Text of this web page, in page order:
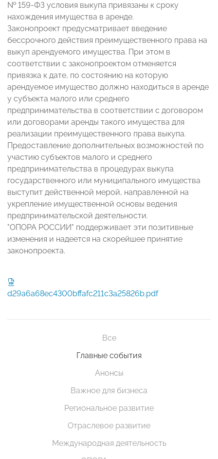
№ 159-ФЗ условия выкупа привязаны к сроку
нахождения имущества в аренде.
Законопроект предусматривает введение
бессрочного действия преимущественного права на
выкуп арендуемого имущества. При этом в
соответствии с законопроектом отменяется
привязка к дате, по состоянию на которую
арендуемое имущество должно находиться в аренде
у субъекта малого или среднего
предпринимательства в соответствии с договором
или договорами аренды такого имущества для
реализации преимущественного права выкупа.
Предоставление дополнительных возможностей по
участию субъектов малого и среднего
предпринимательства в процедурах выкупа
государственного или муниципального имущества
выступит действенной мерой, направленной на
укрепление имущественной основы ведения
предпринимательской деятельности.
"ОПОРА РОССИИ" поддерживает эти позитивные
изменения и надеется на скорейшее принятие
законопроекта.
d29a6a68ec4300bffafc211c3a25826b.pdf
Все
Главные события
Анонсы
Важное для бизнеса
Региональное развитие
Отраслевое развитие
Международная деятельность